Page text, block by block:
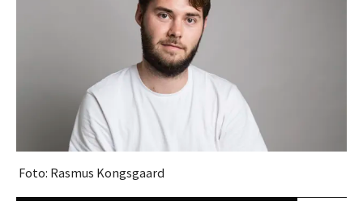
Foto: Rasmus Kongsgaard